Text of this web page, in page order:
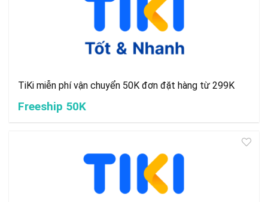
TiKi miễn phí vận chuyển 50K đơn đặt hàng từ 299K
Freeship 50K